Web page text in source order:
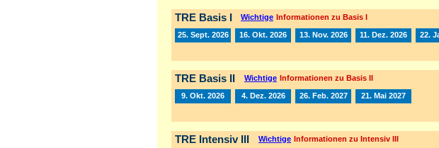
TRE Basis I Wichtige Informationen zu Basis I
25. Sept. 2026 16. Okt. 2026 13. Nov. 2026 11. Dez. 2026 22.
TRE Basis II Wichtige Informationen zu Basis II
9. Okt. 2026 4. Dez. 2026 26. Feb. 2027 21. Mai 2027
TRE Intensiv III Wichtige Informationen zu Intensiv III